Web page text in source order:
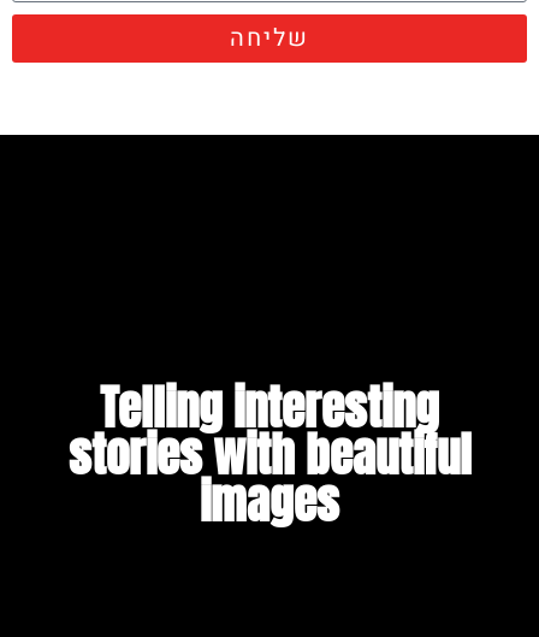
שליחה
Telling interesting
stories with beautiful
images​